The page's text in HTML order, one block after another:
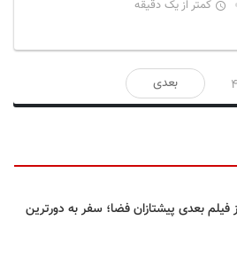
کمتر از یک دقیقه
4 بعدی
فیلم بعدی پیشتازان فضا؛ سفر به دورترین